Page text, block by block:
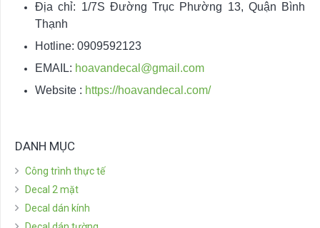
Địa chỉ: 1/7S Đường Trục Phường 13, Quận Bình
Thạnh
Hotline: 0909592123
EMAIL: hoavandecal@gmail.com
Website : https://hoavandecal.com/
DANH MỤC
Công trình thực tế
Decal 2 mặt
Decal dán kính